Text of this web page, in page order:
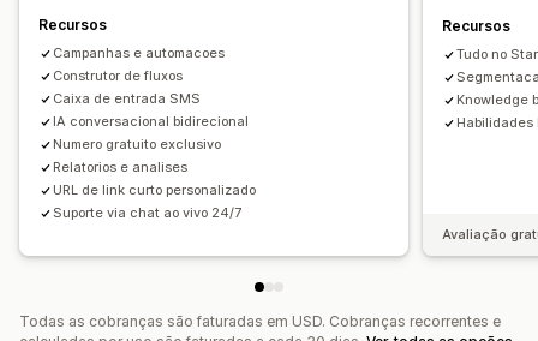
Modelos Widgets personalizáveis
Em vários idiomas
Testes A/B
Regras de segmentação
Acompanhamento de comportamento
Códigos de desconto
Confirmações de pedidos
Lembretes de pagamento
Recomendações de produtos
Acompanhamento de pedido
Renovações de assinatura
Mensagens de boas-vindas
Campanhas de recuperação de cliente
Senha de uso único (OTP)
Recursos
Campanhas e automacoes
Construtor de fluxos
Caixa de entrada SMS
IA conversacional bidirecional
Numero gratuito exclusivo
Relatorios e analises
URL de link curto personalizado
Suporte via chat ao vivo 24/7
Recursos
Tudo no
Knowledge
Habilidades
Avaliação
Todas as cobranças são faturadas em USD. Cobranças recorrentes e